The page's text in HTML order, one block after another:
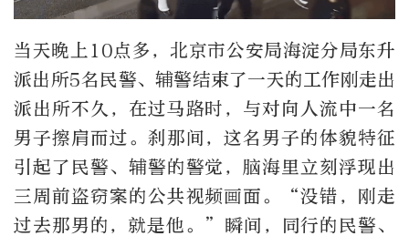
当天晚上10点多，北京市公安局海淀分局东升
派出所5名民警、辅警结束了一天的工作刚走出
派出所不久，在过马路时，与对向人流中一名
男子擦肩而过。刹那间，这名男子的体貌特征
引起了民警、辅警的警觉，脑海里立刻浮现出
三周前盗窃案的公共视频画面。“没错，刚走
过去那男的，就是他。”瞬间，同行的民警、